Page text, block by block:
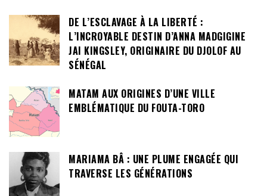
DE L’ESCLAVAGE À LA LIBERTÉ :
L’INCROYABLE DESTIN D’ANNA MADGIGINE
JAI KINGSLEY, ORIGINAIRE DU DJOLOF AU
SÉNÉGAL
MATAM AUX ORIGINES D’UNE VILLE
EMBLÉMATIQUE DU FOUTA-TORO
MARIAMA BÂ : UNE PLUME ENGAGÉE QUI
TRAVERSE LES GÉNÉRATIONS